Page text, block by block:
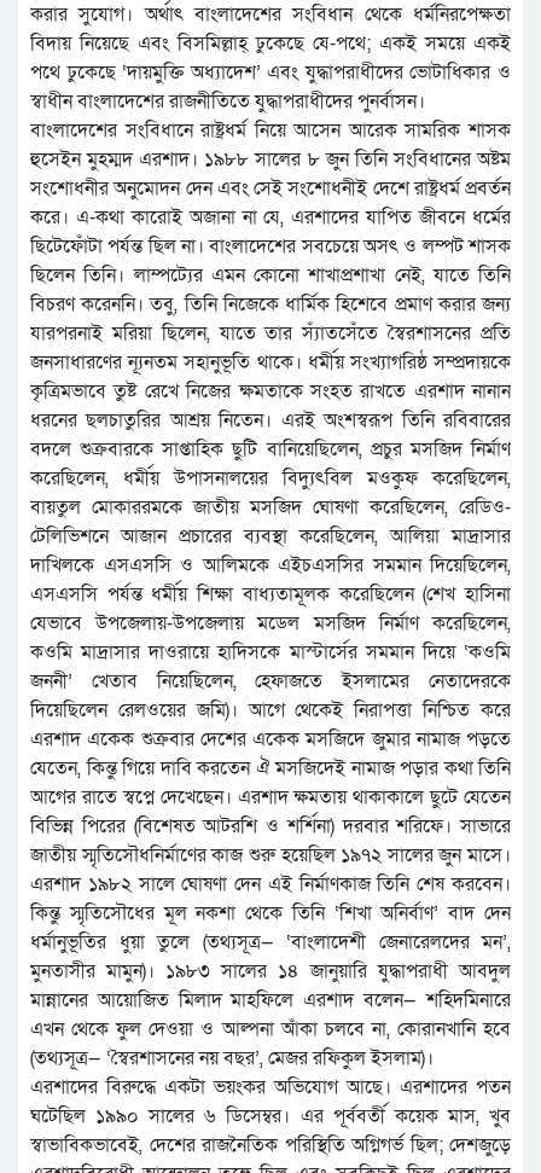
করার সুযোগ। অর্থাৎ বাংলাদেশের সংবিধান থেকে ধর্মনিরপেক্ষতা
বিদায় নিয়েছে এবং বিসমিল্লাহ্‌ ঢুকেছে যে-পথে; একই সময়ে একই
পথে ঢুকেছে ‘দায়মুক্তি অধ্যাদেশ’ এবং যুদ্ধাপরাধীদের ভোটাধিকার ও
স্বাধীন বাংলাদেশের রাজনীতিতে যুদ্ধাপরাধীদের পুনর্বাসন।
বাংলাদেশের সংবিধানে রাষ্ট্রধর্ম নিয়ে আসেন আরেক সামরিক শাসক
হুসেইন মুহম্মদ এরশাদ। ১৯৮৮ সালের ৮ জুন তিনি সংবিধানের অষ্টম
সংশোধনীর অনুমোদন দেন এবং সেই সংশোধনীই দেশে রাষ্ট্রধর্ম প্রবর্তন
করে। এ-কথা কারোই অজানা না যে, এরশাদের যাপিত জীবনে ধর্মের
ছিটেফোঁটা পর্যন্ত ছিল না। বাংলাদেশের সবচেয়ে অসৎ ও লম্পট শাসক
ছিলেন তিনি। লাম্পট্যের এমন কোনো শাখাপ্রশাখা নেই, যাতে তিনি
বিচরণ করেননি। তবু, তিনি নিজেকে ধার্মিক হিশেবে প্রমাণ করার জন্য
যারপরনাই মরিয়া ছিলেন, যাতে তার স্যাঁতসেঁতে স্বৈরশাসনের প্রতি
জনসাধারণের ন্যূনতম সহানুভূতি থাকে। ধর্মীয় সংখ্যাগরিষ্ঠ সম্প্রদায়কে
কৃত্রিমভাবে তুষ্ট রেখে নিজের ক্ষমতাকে সংহত রাখতে এরশাদ নানান
ধরনের ছলচাতুরির আশ্র‍য় নিতেন। এরই অংশস্বরূপ তিনি রবিবারের
বদলে শুক্রবারকে সাপ্তাহিক ছুটি বানিয়েছিলেন, প্রচুর মসজিদ নির্মাণ
করেছিলেন, ধর্মীয় উপাসনালয়ের বিদ্যুৎবিল মওকুফ করেছিলেন,
বায়তুল মোকাররমকে জাতীয় মসজিদ ঘোষণা করেছিলেন, রেডিও-
টেলিভিশনে আজান প্রচারের ব্যবস্থা করেছিলেন, আলিয়া মাদ্রাসার
দাখিলকে এসএসসি ও আলিমকে এইচএসসির সমমান দিয়েছিলেন,
এসএসসি পর্যন্ত ধর্মীয় শিক্ষা বাধ্যতামূলক করেছিলেন (শেখ হাসিনা
যেভাবে উপজেলায়-উপজেলায় মডেল মসজিদ নির্মাণ করেছিলেন,
কওমি মাদ্রাসার দাওরায়ে হাদিসকে মাস্টার্সের সমমান দিয়ে ‘কওমি
জননী’ খেতাব নিয়েছিলেন, হেফাজতে ইসলামের নেতাদেরকে
দিয়েছিলেন রেলওয়ের জমি)। আগে থেকেই নিরাপত্তা নিশ্চিত করে
এরশাদ একেক শুক্রবার দেশের একেক মসজিদে জুমার নামাজ পড়তে
যেতেন, কিন্তু গিয়ে দাবি করতেন ঐ মসজিদেই নামাজ পড়ার কথা তিনি
আগের রাতে স্বপ্নে দেখেছেন। এরশাদ ক্ষমতায় থাকাকালে ছুটে যেতেন
বিভিন্ন পিরের (বিশেষত আটরশি ও শর্শিনা) দরবার শরিফে। সাভারে
জাতীয় স্মৃতিসৌধনির্মাণের কাজ শুরু হয়েছিল ১৯৭২ সালের জুন মাসে।
এরশাদ ১৯৮২ সালে ঘোষণা দেন এই নির্মাণকাজ তিনি শেষ করবেন।
কিন্তু স্মৃতিসৌধের মূল নকশা থেকে তিনি ‘শিখা অনির্বাণ’ বাদ দেন
ধর্মানুভূতির ধুয়া তুলে (তথ্যসূত্র— ‘বাংলাদেশী জেনারেলদের মন’,
মুনতাসীর মামুন)। ১৯৮৩ সালের ১৪ জানুয়ারি যুদ্ধাপরাধী আবদুল
মান্নানের আয়োজিত মিলাদ মাহফিলে এরশাদ বলেন— শহিদমিনারে
এখন থেকে ফুল দেওয়া ও আল্পনা আঁকা চলবে না, কোরানখানি হবে
(তথ্যসূত্র— ‘স্বৈরশাসনের নয় বছর’, মেজর রফিকুল ইসলাম)।
এরশাদের বিরুদ্ধে একটা ভয়ংকর অভিযোগ আছে। এরশাদের পতন
ঘটেছিল ১৯৯০ সালের ৬ ডিসেম্বর। এর পূর্ববর্তী কয়েক মাস, খুব
স্বাভাবিকভাবেই, দেশের রাজনৈতিক পরিস্থিতি অগ্নিগর্ভ ছিল; দেশজুড়ে